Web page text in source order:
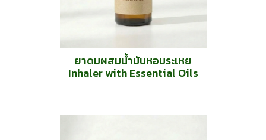
ยาดมผสมน้ำมันหอมระเหย
Inhaler with Essential Oils